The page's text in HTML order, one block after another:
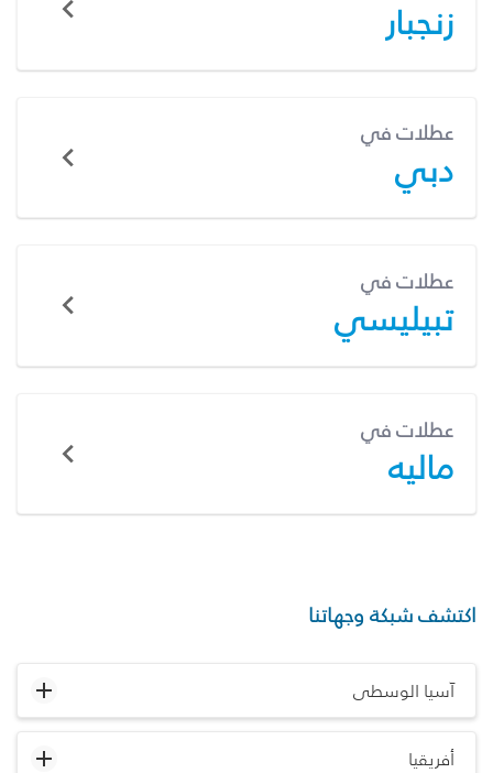
زنجبار
عطلات في
دبي
عطلات في
تبيليسي
عطلات في
ماليه
اكتشف شبكة وجهاتنا
آسيا الوسطى
أفريقيا